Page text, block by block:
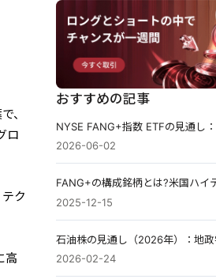
、
ロ
ク
高
おすすめの記事
2026-06-02
2025-12-15
2026-02-24